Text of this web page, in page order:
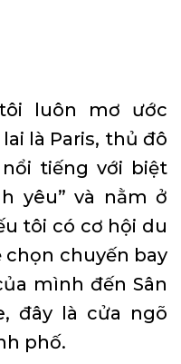
luôn mơ ước
là Paris, thủ đô
tiếng với biệt
yêu” và nằm ở
tôi có cơ hội du
chọn chuyến bay
mình đến Sân
đây là cửa ngõ
phố.